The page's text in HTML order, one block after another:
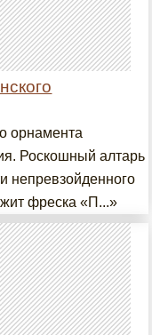
орнамента
Роскошный алтарь
непревзойденного
фреска «П...»